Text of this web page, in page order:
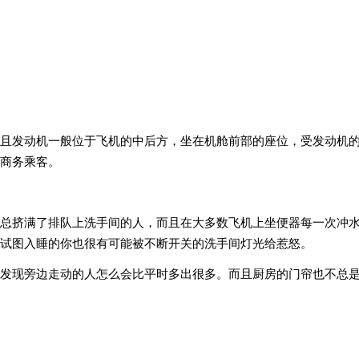
发动机一般位于飞机的中后方，坐在机舱前部的座位，受发动机的
务乘客。
挤满了排队上洗手间的人，而且在大多数飞机上坐便器每一次冲水
入睡的你也很有可能被不断开关的洗手间灯光给惹怒。
现旁边走动的人怎么会比平时多出很多。而且厨房的门帘也不总是